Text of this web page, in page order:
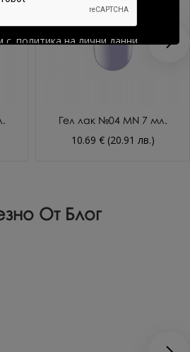
с политика на лични данни
Гел лак №04 MN 7 мл.
10.69 € (20.91 лв.)
От Блог